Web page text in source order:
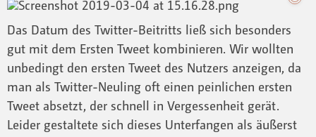
Das Datum des Twitter-Beitritts ließ sich besonders
gut mit dem Ersten Tweet kombinieren. Wir wollten
unbedingt den ersten Tweet des Nutzers anzeigen, da
man als Twitter-Neuling oft einen peinlichen ersten
Tweet absetzt, der schnell in Vergessenheit gerät.
Leider gestaltete sich dieses Unterfangen als äußerst